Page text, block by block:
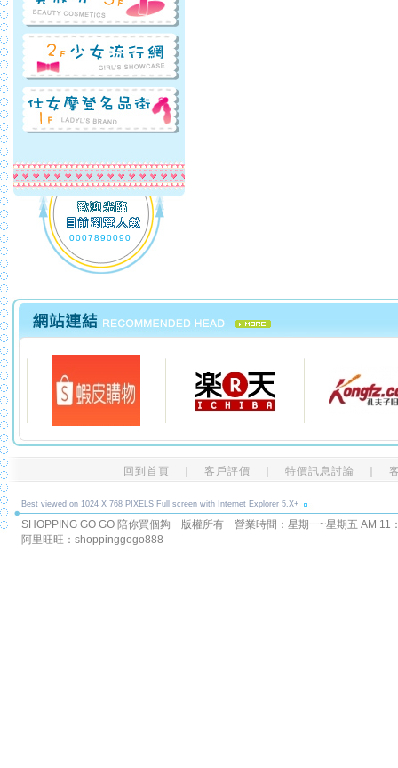
0007890090
回到首頁 客戶評價 特價訊息討論
Best viewed on 1024 X 768 PIXELS Full screen with Internet Explorer 5.X+
SHOPPING GO GO 陪你買個夠 版權所有 營業時間：星期一~星期五 AM
阿里旺旺：shoppinggogo888